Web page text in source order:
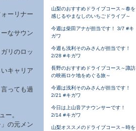
ーリナー
なサウン
リのロッ
キャリア
っても過
ー。
の元メン
山梨のおすすめドライブコース～春を
感じるやまなしのいちごドライブ～
今週は柴田アナが担当です！ 3/7 #キ
ガワ
今週も浅利そのみさんが担当です！
2/28 #キガワ
長野のおすすめドライブコース～諏訪
の映画ロケ地をめぐる旅～
今週は浅利そのみさんが担当です！
2/21 #キガワ
今日は上山音アナウンサーです！
2/14 #キガワ
山梨オススメのドライブコース～時を